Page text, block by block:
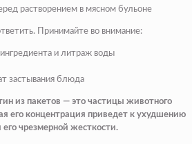
растворением в мясном бульоне
Принимайте во внимание:
и литраж воды
застывания блюда
из пакетов — это частицы животного
его концентрация приведет к ухудшению
чрезмерной жесткости.